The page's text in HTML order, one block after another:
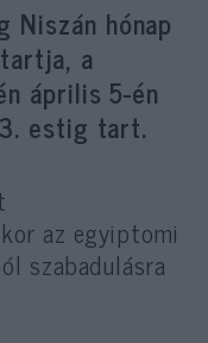
Niszán hónap
a
április 5-én
estig tart.
az egyiptomi
szabadulásra